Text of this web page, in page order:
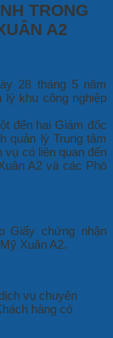
TRONG
A2
28 tháng 5 năm
lý khu công nghiệp
đến hai Giám đốc
quản lý Trung tâm
vụ có liên quan đến
A2 và các Phó
Giấy chứng nhận
Xuân A2.
vụ chuyên
hàng có